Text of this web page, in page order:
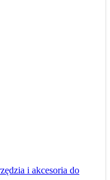
i akcesoria do